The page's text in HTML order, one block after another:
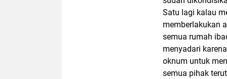
Satu lagi kalau
memberlakukan
semua rumah
menyadari
oknum untuk
semua pihak